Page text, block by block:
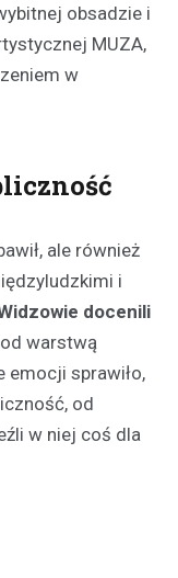
obsadzie i
MUZA,
w
ale również
i
docenili
warstwą
emocji sprawiło,
od
w niej coś dla